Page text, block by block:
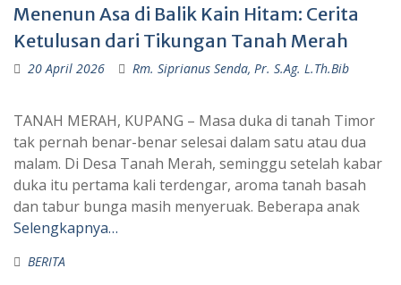
Menenun Asa di Balik Kain Hitam: Cerita
Ketulusan dari Tikungan Tanah Merah
20 April 2026 Rm. Siprianus Senda, Pr. S.Ag. L.Th.Bib
TANAH MERAH, KUPANG – Masa duka di tanah Timor
tak pernah benar-benar selesai dalam satu atau dua
malam. Di Desa Tanah Merah, seminggu setelah kabar
duka itu pertama kali terdengar, aroma tanah basah
dan tabur bunga masih menyeruak. Beberapa anak
Selengkapnya…
BERITA